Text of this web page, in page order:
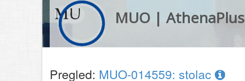
MUO | AthenaPlus
Pregled: MUO-014559: stolac